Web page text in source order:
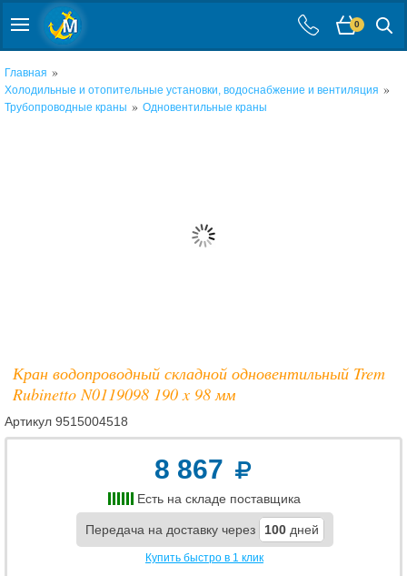
0
Главная »
Холодильные и отопительные установки, водоснабжение и вентиляция »
Трубопроводные краны » Одновентильные краны
Кран водопроводный складной одновентильный Trem
Rubinetto N0119098 190 x 98 мм
Артикул 9515004518
8 867
Есть на складе поставщика
Передача на доставку через 100 дней
Купить быстро в 1 клик